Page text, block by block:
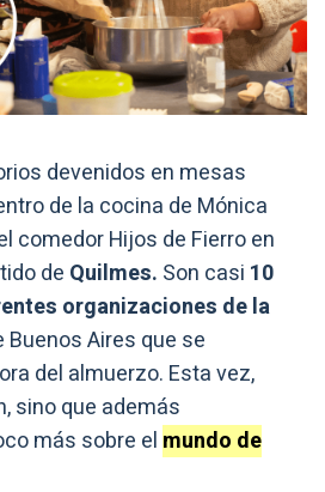
devenidos en mesas
de la cocina de Mónica
comedor Hijos de Fierro en
de Quilmes. Son casi 10
organizaciones de la
Buenos Aires que se
del almuerzo. Esta vez,
sino que además
más sobre el mundo de